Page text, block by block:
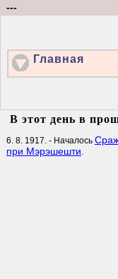
---
Главная
В этот день в
6. 8. 1917. - Началось
при Мэрэшешти.